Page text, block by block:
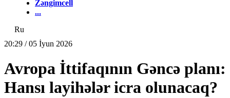
Zəngimcell
...
Ru
20:29 / 05 İyun 2026
Avropa İttifaqının Gəncə planı:
Hansı layihələr icra olunacaq?